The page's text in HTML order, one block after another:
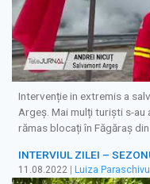
Intervenție in extremis a
Argeș. Mai mulți turiști s-
rămas blocați în Făgăraș
INTERVIUL ZILEI –
11.08.2022 Luiza Paraschivu